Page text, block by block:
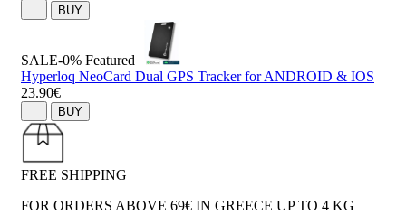
BUY
SALE-0% Featured
Hyperloq NeoCard Dual GPS Tracker for ANDROID & IOS
23.90€
BUY
FREE SHIPPING
FOR ORDERS ABOVE 69€ IN GREECE UP TO 4 KG